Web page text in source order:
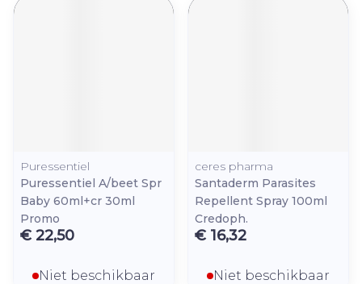
Puressentiel
Puressentiel A/beet Spr
Baby 60ml+cr 30ml
Promo
€ 22,50
Niet beschikbaar
ceres pharma
Santaderm Parasites
Repellent Spray 100ml
Credoph.
€ 16,32
Niet beschikbaar